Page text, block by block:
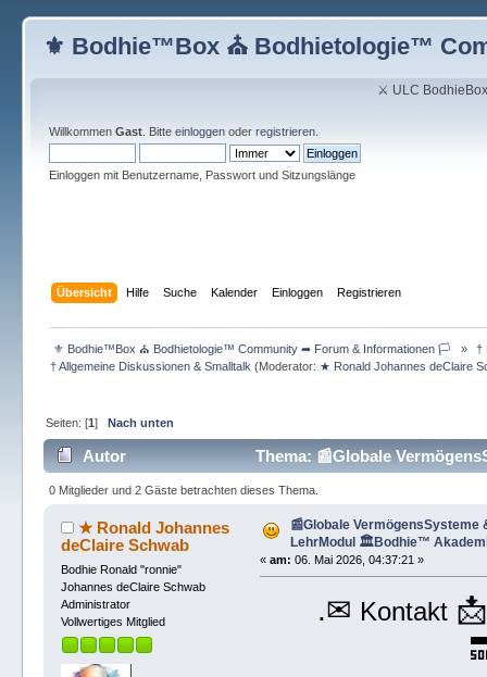
⚜ Bodhie™Box ⛪ Bodhietologie™
⚔ ULC
Willkommen Gast. Bitte einloggenoder registrieren.
Einloggen mit Benutzername, Passwort und Sitzungslänge
Übersicht Hilfe Suche Kalender Einloggen Registrieren
⚜ Bodhie™Box ⛪ Bodhietologie™ Community ➦ Forum & Informationen 🏳 »
†
† Allgemeine Diskussionen & Smalltalk (Moderator: ★ Ronald Johannes deClaire
Seiten: [1] Nach unten
Autor
Thema: 📰Globale
(Gelesen 597 mal)
0 Mitglieder und 2 Gäste betrachten dieses Thema.
★ Ronald Johannes
deClaire Schwab
Bodhie Ronald "ronnie"
Johannes deClaire Schwab
Administrator
Vollwertiges Mitglied
📰Globale VermögensSysteme
LehrModul 🏛️Bodhie™
«am: 06. Mai 2026, 04:37:21 »
.✉ Kontakt